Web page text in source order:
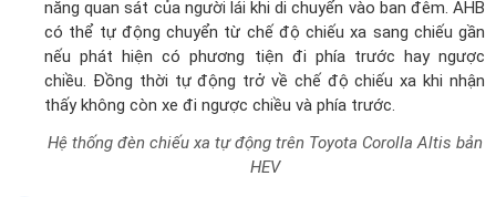
Hệ thống cảnh báo áp suất lốp TPWS: Đây là một hệ
thống điện tử được thiết kế để theo dõi áp suất không khí
bên trong lốp xe và đưa ra cảnh báo cho người lái nếu áp
suất lốp quá cao hoặc quá thấp hơn mức tiêu chuẩn.
Hệ thống cân bằng điện tử VSC